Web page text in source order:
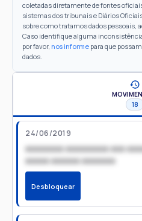
coletadas diretamente de fontes
sistemas dos tribunais e Diários
sobre como tratamos dados pessoais,
Caso identifique alguma
por favor, nos informe para que
dados.
18
24/06/2019
xxxxxxxx xxxxxxxxx xxx
xxxxx xxxxxx xxxxxxx
Desbloquear